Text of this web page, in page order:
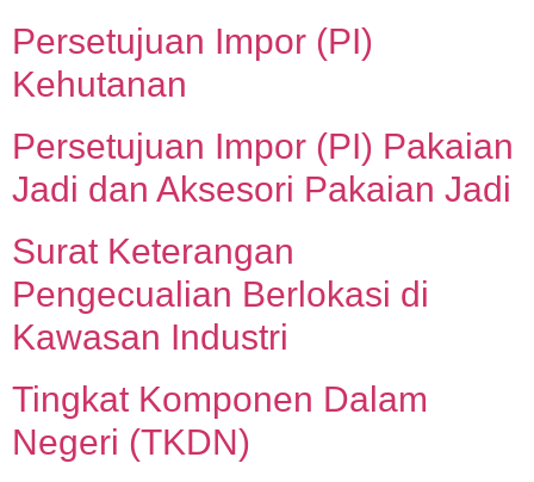
Persetujuan Impor (PI)
Kehutanan
Persetujuan Impor (PI) Pakaian
Jadi dan Aksesori Pakaian Jadi
Surat Keterangan
Pengecualian Berlokasi di
Kawasan Industri
Tingkat Komponen Dalam
Negeri (TKDN)